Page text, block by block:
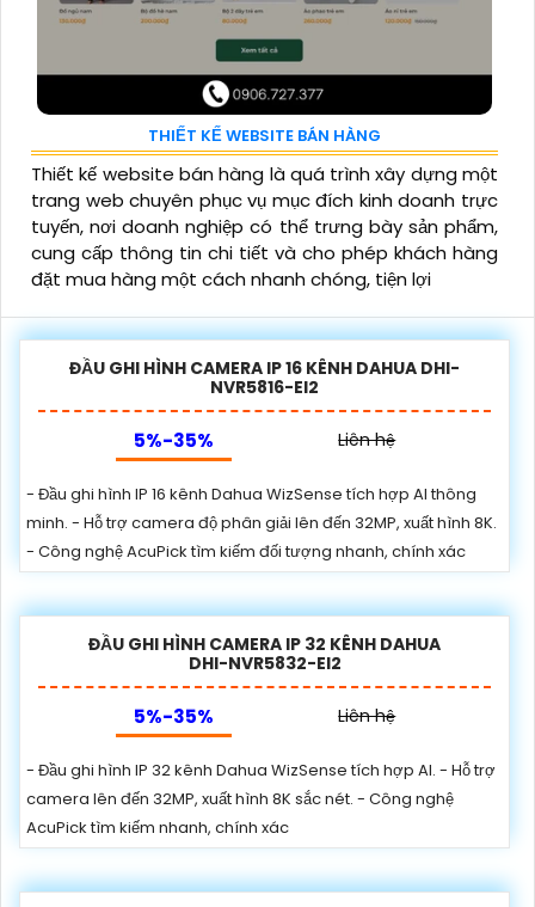
THIẾT KẾ WEBSITE BÁN HÀNG
Thiết kế website bán hàng là quá trình xây dựng một
trang web chuyên phục vụ mục đích kinh doanh trực
tuyến, nơi doanh nghiệp có thể trưng bày sản phẩm,
cung cấp thông tin chi tiết và cho phép khách hàng
đặt mua hàng một cách nhanh chóng, tiện lợi
ĐẦU GHI HÌNH CAMERA IP 16 KÊNH DAHUA DHI-
NVR5816-EI2
5%-35% Liên hệ
- Đầu ghi hình IP 16 kênh Dahua WizSense tích hợp AI thông
minh. - Hỗ trợ camera độ phân giải lên đến 32MP, xuất hình 8K.
- Công nghệ AcuPick tìm kiếm đối tượng nhanh, chính xác
ĐẦU GHI HÌNH CAMERA IP 32 KÊNH DAHUA
DHI-NVR5832-EI2
5%-35% Liên hệ
- Đầu ghi hình IP 32 kênh Dahua WizSense tích hợp AI. - Hỗ trợ
camera lên đến 32MP, xuất hình 8K sắc nét. - Công nghệ
AcuPick tìm kiếm nhanh, chính xác